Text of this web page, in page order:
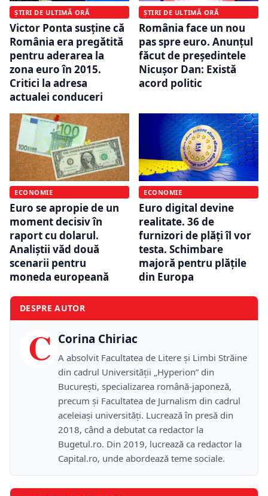
ȘTIRI DE ULTIMĂ ORĂ
Victor Ponta susține că
România era pregătită
pentru aderarea la
zona euro în 2015.
Critici la adresa
actualei conduceri
ȘTIRI DE ULTIMĂ ORĂ
România face un nou
pas spre euro. Anunțul
făcut de președintele
Nicușor Dan: Există
acord politic
ECONOMIE
Euro se apropie de un
moment decisiv în
raport cu dolarul.
Analiștii văd două
scenarii pentru
moneda europeană
ECONOMIE
Euro digital devine
realitate. 36 de
furnizori de plăți îl vor
testa. Schimbare
majoră pentru plățile
din Europa
DESPRE AUTOR
C Corina Chiriac
A absolvit Facultatea de Litere și Limbi Străine
din cadrul Universității „Hyperion” din
București, specializarea română-japoneză,
precum și Facultatea de Jurnalism din cadrul
aceleiași universități. Lucrează în presă din
2018, când a debutat ca redactor la
Bugetul.ro. Din 2019, lucrează ca redactor la
Capital.ro, unde abordează teme sociale.